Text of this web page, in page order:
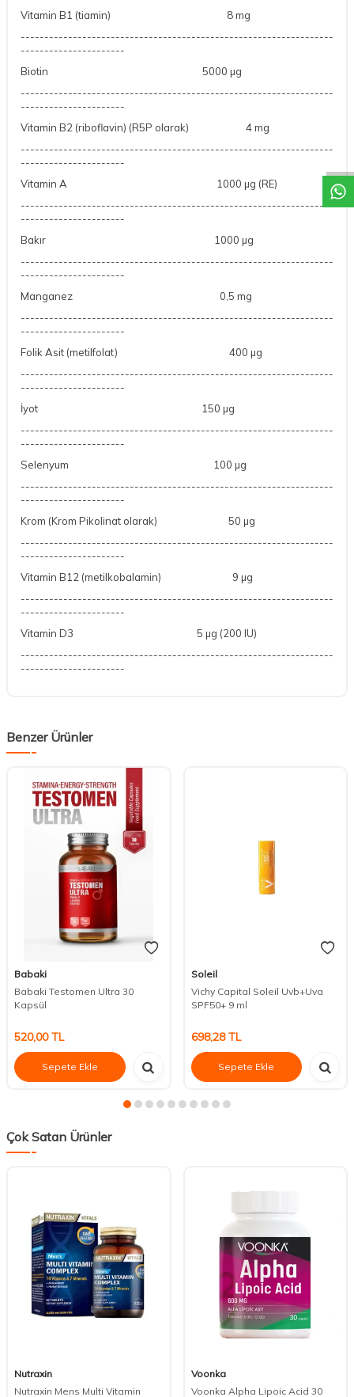
DESTEK
Vitamin B1 (tiamin)
8 mg
------------------------------------------------------------------
----------------------
Biotin
5000 µg
------------------------------------------------------------------
----------------------
Vitamin B2 (riboflavin) (R5P olarak)
4 mg
------------------------------------------------------------------
----------------------
Vitamin A
1000 µg (RE)
------------------------------------------------------------------
----------------------
Bakır
1000 µg
------------------------------------------------------------------
----------------------
Manganez
0,5 mg
------------------------------------------------------------------
----------------------
Folik Asit (metilfolat)
400 µg
------------------------------------------------------------------
----------------------
İyot
150 µg
------------------------------------------------------------------
----------------------
Selenyum
100 µg
------------------------------------------------------------------
----------------------
Krom (Krom Pikolinat olarak)
50 µg
------------------------------------------------------------------
----------------------
Vitamin B12 (metilkobalamin)
9 µg
------------------------------------------------------------------
----------------------
Vitamin D3
5 µg (200 IU)
------------------------------------------------------------------
----------------------
Benzer Ürünler
Babaki
Babaki Testomen Ultra 30
Kapsül
520,00TL
Sepete Ekle
Soleil
Vichy Capital Soleil Uvb+Uva
SPF50+ 9 ml
698,28TL
Sepete Ekle
Çok Satan Ürünler
Nutraxin
Nutraxin Mens Multi Vitamin
Voonka
Voonka Alpha Lipoic Acid 30